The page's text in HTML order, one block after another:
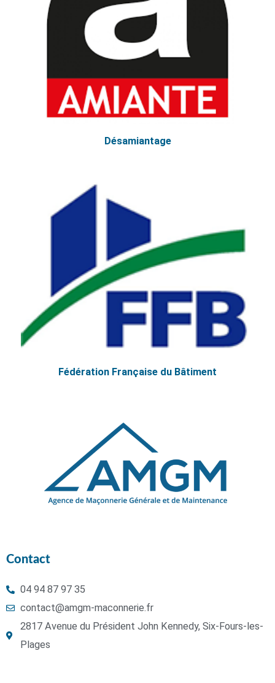
Désamiantage
Fédération Française du Bâtiment
Contact
04 94 87 97 35
contact@amgm-maconnerie.fr
2817 Avenue du Président John Kennedy, Six-Fours-les-
Plages